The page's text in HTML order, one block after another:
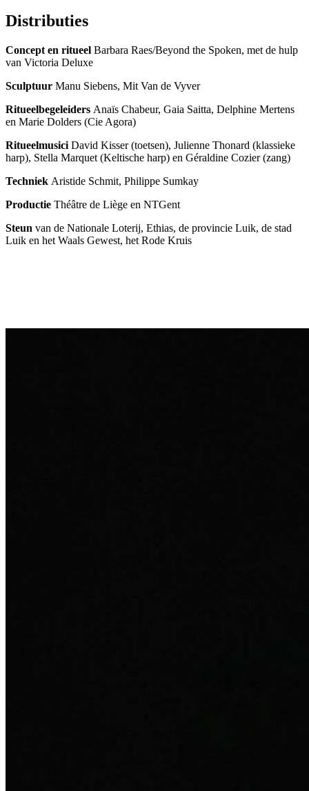
Distributies
Concept en ritueel Barbara Raes/Beyond the Spoken, met de hulp
van Victoria Deluxe
Sculptuur Manu Siebens, Mit Van de Vyver
Ritueelbegeleiders Anaïs Chabeur, Gaia Saitta, Delphine Mertens
en Marie Dolders (Cie Agora)
Ritueelmusici David Kisser (toetsen), Julienne Thonard (klassieke
harp), Stella Marquet (Keltische harp) en Géraldine Cozier (zang)
Techniek Aristide Schmit, Philippe Sumkay
Productie Théâtre de Liège en NTGent
Steun van de Nationale Loterij, Ethias, de provincie Luik, de stad
Luik en het Waals Gewest, het Rode Kruis